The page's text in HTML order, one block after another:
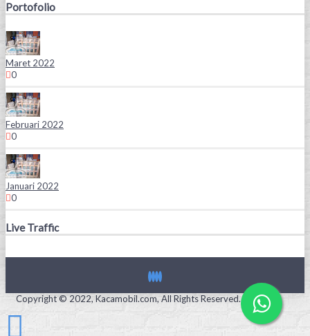
Portofolio
Maret 2022
0
Februari 2022
0
Januari 2022
0
Live Traffic
Copyright © 2022, Kacamobil.com, All Rights Reserved.